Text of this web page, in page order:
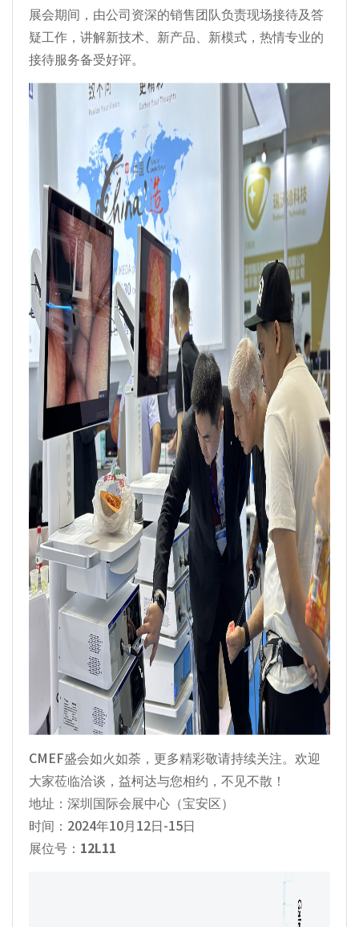
展会期间，由公司资深的销售团队负责现场接待及答
疑工作，讲解新技术、新产品、新模式，热情专业的
接待服务备受好评。
CMEF盛会如火如荼，更多精彩敬请持续关注。欢迎
大家莅临洽谈，益柯达与您相约，不见不散！
地址：深圳国际会展中心（宝安区）
时间：2024年10月12日-15日
展位号： 12L11